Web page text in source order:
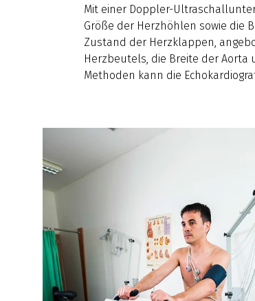
Mit einer Doppler-
Größe der Herzhöhlen sowie die
Zustand der Herzklappen,
Herzbeutels, die Breite der Aorta
Methoden kann die